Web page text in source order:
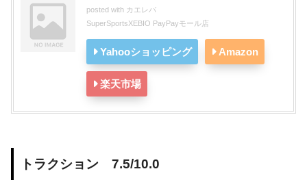
posted with カエレバ
SuperSportsXEBIO PayPayモール店
Yahooショッピング Amazon
楽天市場
トラクション 7.5/10.0